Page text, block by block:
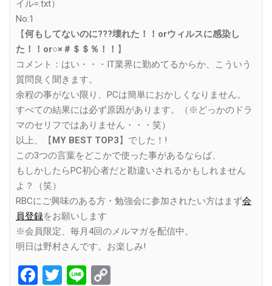
イル=.txt）
No:1
【何もしてないのに???壊れた！！orウィルスに感染し
た！！or○×＃＄＄％！！ 】
コメント：はい・・・IT業界に勤めてるからか、こういう
質問良く聞きます。
余程の事がない限り、PCは簡単におかしくなりません。
すべての結果には必ず原因があります。（※どっかのドラ
マのセリフではありません・・・笑）
以上、【MY BEST TOP3】でした！!
この3つの言葉をどこかで使った事があるならば、
もしかしたらPC初心者だと勘違いされるかもしれません
よ？（笑）
RBCにご興味のある方・勉強会に参加されたい方はまず会
員登録をお願いします
※会員限定、毎月4回のメルマガを配信中。
明日は野村さんです。お楽しみ!
Facebook
Twitter
Line